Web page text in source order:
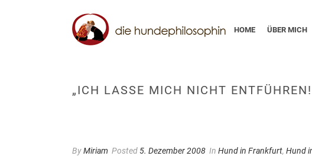
HOME ÜBER MICH
„ICH LASSE MICH NICHT
ByMiriam Posted 5. Dezember 2008 In Hund in Frankfurt, Hund